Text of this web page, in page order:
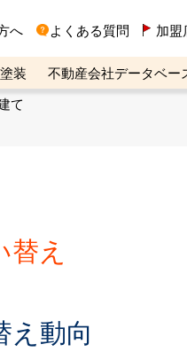
へ よくある質問 加盟
装
不動産会社データベー
ク
て
え
え動向